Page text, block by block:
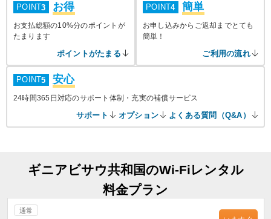
POINT3 お得
お支払総額の10%分のポイントが
たまります
ポイントがたまる
POINT4 簡単
お申し込みからご返却までとても
簡単！
ご利用の流れ
POINT5 安心
24時間365日対応のサポート体制・充実の補償サービス
サポート オプション よくある質問（Q&A）
ギニアビサウ共和国のWi-Fiレンタル
料金プラン
通常